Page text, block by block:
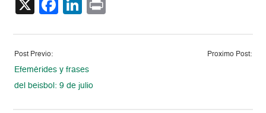
X Facebook
LinkedIn
Post Previo:
Efemérides y frases
del beisbol: 9 de julio
Proximo Post: